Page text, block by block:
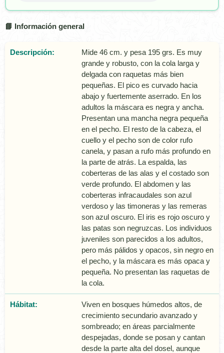
📘 Información general
Descripción:
Mide 46 cm. y pesa 195 grs. Es muy
grande y robusto, con la cola larga y
delgada con raquetas más bien
pequeñas. El pico es curvado hacia
abajo y fuertemente aserrado. En los
adultos la máscara es negra y ancha.
Presentan una mancha negra pequeña
en el pecho. El resto de la cabeza, el
cuello y el pecho son de color rufo
canela, y pasan a rufo más profundo en
la parte de atrás. La espalda, las
coberteras de las alas y el costado son
verde profundo. El abdomen y las
coberteras infracaudales son azul
verdoso y las timoneras y las remeras
son azul oscuro. El iris es rojo oscuro y
las patas son negruzcas. Los individuos
juveniles son parecidos a los adultos,
pero más pálidos y opacos, sin negro en
el pecho, y la máscara es más opaca y
pequeña. No presentan las raquetas de
la cola.
Hábitat:
Viven en bosques húmedos altos, de
crecimiento secundario avanzado y
sombreado; en áreas parcialmente
despejadas, donde se posan y cantan
desde la parte alta del dosel, aunque